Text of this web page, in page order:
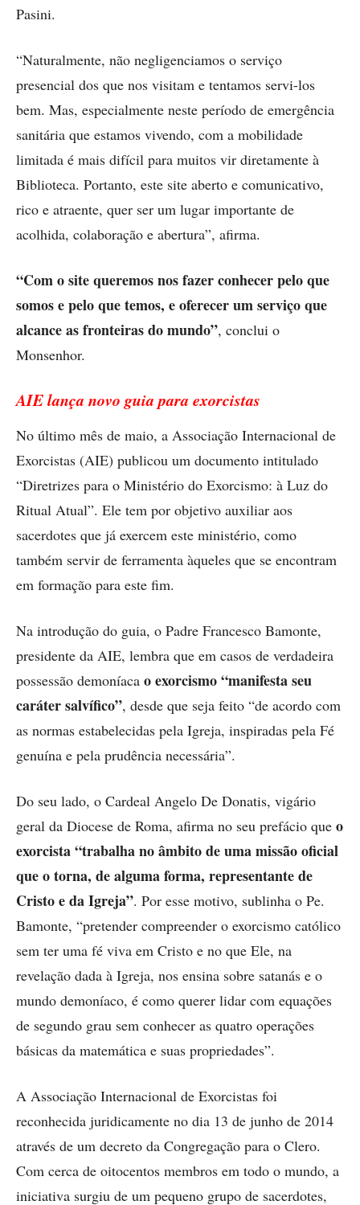
Pasini.
“Naturalmente, não negligenciamos o serviço
presencial dos que nos visitam e tentamos servi-los
bem. Mas, especialmente neste período de emergência
sanitária que estamos vivendo, com a mobilidade
limitada é mais difícil para muitos vir diretamente à
Biblioteca. Portanto, este site aberto e comunicativo,
rico e atraente, quer ser um lugar importante de
acolhida, colaboração e abertura”, afirma.
“Com o site queremos nos fazer conhecer pelo que
somos e pelo que temos, e oferecer um serviço que
alcance as fronteiras do mundo”, conclui o
Monsenhor.
AIE lança novo guia para exorcistas
No último mês de maio, a Associação Internacional de
Exorcistas (AIE) publicou um documento intitulado
“Diretrizes para o Ministério do Exorcismo: à Luz do
Ritual Atual”. Ele tem por objetivo auxiliar aos
sacerdotes que já exercem este ministério, como
também servir de ferramenta àqueles que se encontram
em formação para este fim.
Na introdução do guia, o Padre Francesco Bamonte,
presidente da AIE, lembra que em casos de verdadeira
possessão demoníaca o exorcismo “manifesta seu
caráter salvífico”, desde que seja feito “de acordo com
as normas estabelecidas pela Igreja, inspiradas pela Fé
genuína e pela prudência necessária”.
Do seu lado, o Cardeal Angelo De Donatis, vigário
geral da Diocese de Roma, afirma no seu prefácio que o
exorcista “trabalha no âmbito de uma missão oficial
que o torna, de alguma forma, representante de
Cristo e da Igreja”. Por esse motivo, sublinha o Pe.
Bamonte, “pretender compreender o exorcismo católico
sem ter uma fé viva em Cristo e no que Ele, na
revelação dada à Igreja, nos ensina sobre satanás e o
mundo demoníaco, é como querer lidar com equações
de segundo grau sem conhecer as quatro operações
básicas da matemática e suas propriedades”.
A Associação Internacional de Exorcistas foi
reconhecida juridicamente no dia 13 de junho de 2014
através de um decreto da Congregação para o Clero.
Com cerca de oitocentos membros em todo o mundo, a
iniciativa surgiu de um pequeno grupo de sacerdotes,